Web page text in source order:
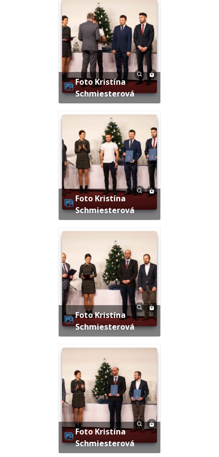
Foto Kristína
Schmiesterová
Foto Kristína
Schmiesterová
Foto Kristína
Schmiesterová
Foto Kristína
Schmiesterová